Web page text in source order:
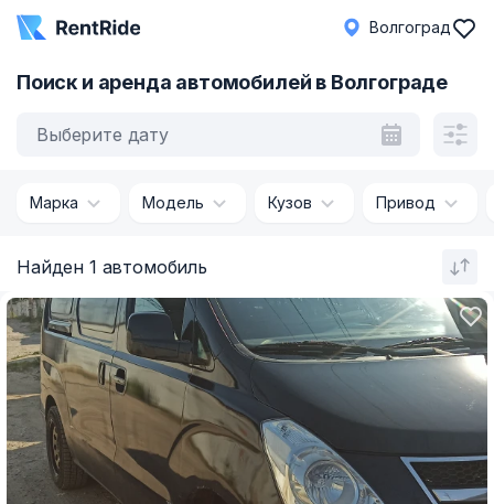
Волгоград
Поиск и аренда автомобилей в Волгограде
Выберите дату
Марка Модель Кузов Привод
Найден 1 автомобиль